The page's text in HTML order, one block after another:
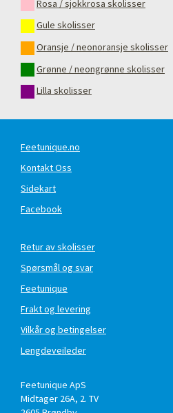
Rosa / sjokkrosa skolisser
Gule skolisser
Oransje / neonoransje skolisser
Grønne / neongrønne skolisser
Lilla skolisser
Feetunique.no
Kontakt Oss
Sidekart
Facebook
Retur av skolisser
Spørsmål og svar
Feetunique
Frakt og levering
Vilkår og betingelser
Lengdeveileder
Feetunique ApS
Midtager 26A, 2. TV